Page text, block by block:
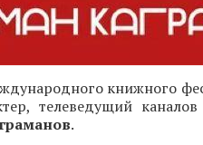
книжного
телеведущий
.